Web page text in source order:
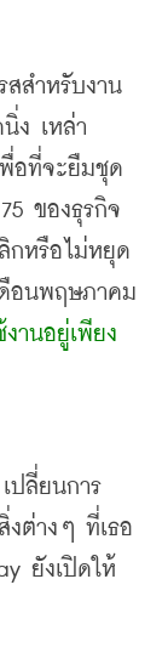
สสำหรับงาน
ง เหล่า
พื่อที่จะยืมชุด
75 ของธุรกิจ
กหรือไม่หยุด
ดือนพฤษภาคม
านอยู่เพียง
เปลี่ยนการ
งต่างๆ ที่เธอ
ยังเปิดให้